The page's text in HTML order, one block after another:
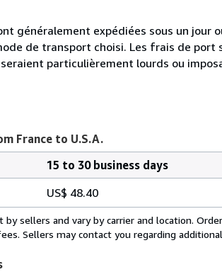
généralement expédiées sous un jour
de transport choisi. Les frais de
particulièrement lourds ou
France to U.S.A.
15 to 30 business days
US$ 48.40
by sellers and vary by carrier and location.
Sellers may contact you regarding